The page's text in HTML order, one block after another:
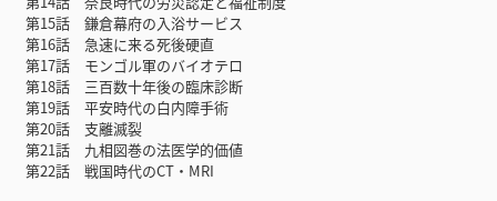
第15話 鎌倉幕府の入浴サービス
第16話 急速に来る死後硬直
第17話 モンゴル軍のバイオテロ
第18話 三百数十年後の臨床診断
第19話 平安時代の白内障手術
第20話 支離滅裂
第21話 九相図巻の法医学的価値
第22話 戦国時代のCT・MRI